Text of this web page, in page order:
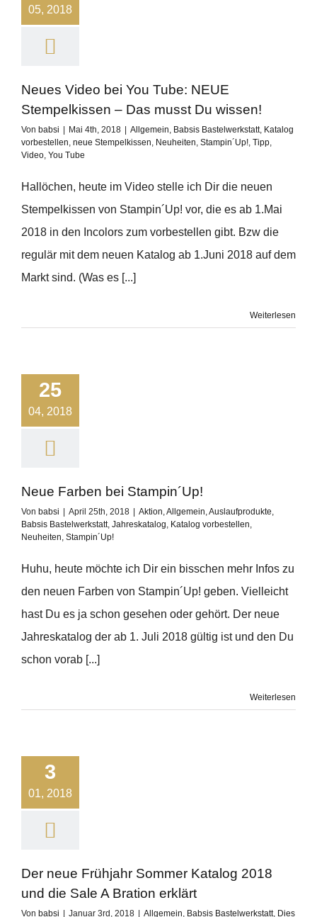
05, 2018
Neues Video bei You Tube: NEUE
Stempelkissen – Das musst Du wissen!
Von babsi Mai 4th, 2018 Allgemein, Babsis Bastelwerkstatt, Katalog
vorbestellen, neue Stempelkissen, Neuheiten, Stampin´Up!, Tipp,
Video, You Tube
Hallöchen, heute im Video stelle ich Dir die neuen
Stempelkissen von Stampin´Up! vor, die es ab 1.Mai
2018 in den Incolors zum vorbestellen gibt. Bzw die
regulär mit dem neuen Katalog ab 1.Juni 2018 auf dem
Markt sind. (Was es [...]
Weiterlesen
25
04, 2018
Neue Farben bei Stampin´Up!
Von babsi April 25th, 2018 Aktion,Allgemein,Auslaufprodukte,
Babsis Bastelwerkstatt, Jahreskatalog, Katalog vorbestellen,
Neuheiten, Stampin´Up!
Huhu, heute möchte ich Dir ein bisschen mehr Infos zu
den neuen Farben von Stampin´Up! geben. Vielleicht
hast Du es ja schon gesehen oder gehört. Der neue
Jahreskatalog der ab 1. Juli 2018 gültig ist und den Du
schon vorab [...]
Weiterlesen
3
01, 2018
Der neue Frühjahr Sommer Katalog 2018
und die Sale A Bration erklärt
Von babsi Januar 3rd, 2018 Allgemein, Babsis Bastelwerkstatt, Dies